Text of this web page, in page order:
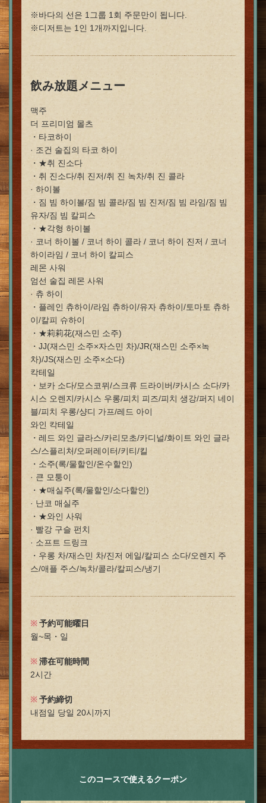
※바다의 선은 1그룹 1회 주문만이 됩니다.
※디저트는 1인 1개까지입니다.
飲み放題メニュー
맥주
더 프리미엄 몰츠
・타코하이
· 조건 술집의 타코 하이
・★취 진소다
・취 진소다/취 진저/취 진 녹차/취 진 콜라
· 하이볼
・짐 빔 하이볼/짐 빔 콜라/짐 빔 진저/짐 빔 라임/짐 빔
유자/짐 빔 칼피스
・★각형 하이볼
· 코너 하이볼 / 코너 하이 콜라 / 코너 하이 진저 / 코너
하이라임 / 코너 하이 칼피스
레몬 사워
엄선 술집 레몬 사워
· 츄 하이
・플레인 츄하이/라임 츄하이/유자 츄하이/토마토 츄하
이/칼피 슈하이
・★莉莉花(재스민 소주)
・JJ(재스민 소주×자스민 차)/JR(재스민 소주×녹
차)/JS(재스민 소주×소다)
칵테일
・보카 소다/모스코뮈/스크류 드라이버/카시스 소다/카
시스 오렌지/카시스 우롱/피치 피즈/피치 생강/퍼지 네이
블/피치 우롱/샹디 가프/레드 아이
와인 칵테일
・레드 와인 글라스/카리모초/카디널/화이트 와인 글라
스/스플리처/오퍼레이터/키티/킬
・소주(록/물할인/온수할인)
· 큰 모퉁이
・★매실주(록/물할인/소다할인)
· 난코 매실주
・★와인 사워
· 빨강 구슬 펀치
· 소프트 드링크
・우롱 차/재스민 차/진저 에일/칼피스 소다/오렌지 주
스/애플 주스/녹차/콜라/칼피스/냉기
予約可能曜日
월~목・일
滞在可能時間
2시간
予約締切
내점일 당일 20시까지
このコースで使えるクーポン
【음식 뷔페】일~목요일 한정 ●음식 뷔페 플랜 ●4500엔
→2780엔 | 食べ放題 居酒屋 餃子のかっちゃん 札幌す
すきの店
北海道札幌市中央区南４条西４丁目5-4
https://kacchansusukino.owst.jp/courses/213309091
お店情報をコピー